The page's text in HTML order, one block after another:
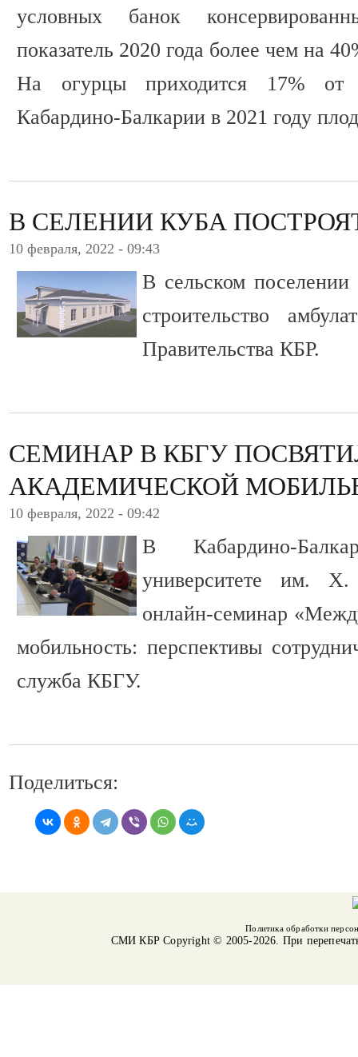
условных банок
показатель 2020 года более чем на
На огурцы приходится 17% от
Кабардино-Балкарии в 2021 году
В СЕЛЕНИИ КУБА
10 февраля, 2022 - 09:43
В сельском поселении
строительство
Правительства КБР.
СЕМИНАР В КБГУ
АКАДЕМИЧЕСКОЙ
10 февраля, 2022 - 09:42
В Кабардино-
университете им.
онлайн-семинар
мобильность: перспективы
служба КБГУ.
Поделиться:
Политика обработки
СМИ КБРCopyright © 2005-2026. При